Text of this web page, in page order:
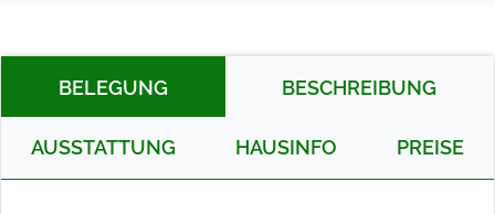
BELEGUNG BESCHREIBUNG
AUSSTATTUNG HAUSINFO PREISE